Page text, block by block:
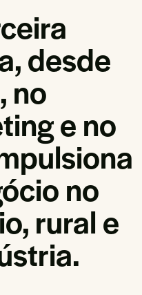
desde
no
e no
no
rural e